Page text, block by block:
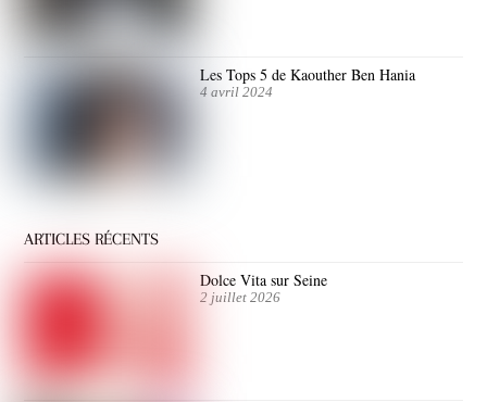
Les Tops 5 de Kaouther Ben Hania
4 avril 2024
ARTICLES RÉCENTS
Dolce Vita sur Seine
2 juillet 2026